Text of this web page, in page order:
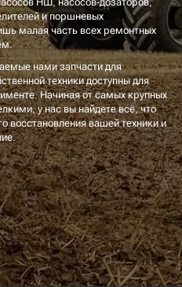
и поршневых
малая часть всех ремонтных
нами запчасти для
техники доступны для
Начиная от самых крупных
у нас вы найдете всё, что
восстановления вашей техники и